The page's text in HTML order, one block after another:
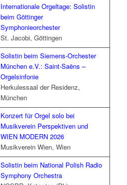
Internationale Orgeltage: Solistin
beim Göttinger
Symphonieorchester
St. Jacobi, Göttingen
Solistin beim Siemens-Orchester
München e.V.: Saint-Saëns –
Orgelsinfonie
Herkulessaal der Residenz,
München
Konzert für Orgel solo bei
Musikverein Perspektiven und
WIEN MODERN 2026
Musikverein Wien, Wien
Solistin beim National Polish Radio
Symphony Orchestra